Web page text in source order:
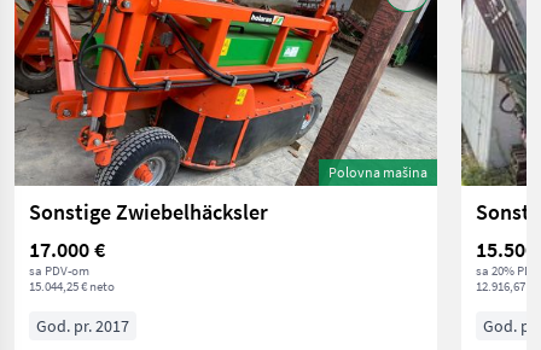
Polovna mašina
Sonstige Zwiebelhäcksler
17.000 €
sa PDV-om
15.044,25 € neto
God. pr. 2017
15.500
sa 20%
12.916,67 €
God.